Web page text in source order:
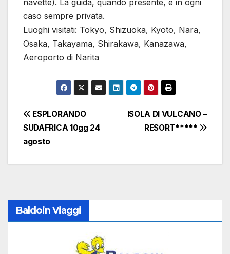
navette). La guida, quando presente, è in ogni
caso sempre privata.
Luoghi visitati: Tokyo, Shizuoka, Kyoto, Nara,
Osaka, Takayama, Shirakawa, Kanazawa,
Aeroporto di Narita
Navigazione
articoli
ISOLA DI VULCANO –
RESORT*****
ESPLORANDO
SUDAFRICA 10gg 24
agosto
Baldoin Viaggi